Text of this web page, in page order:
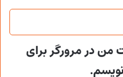
من در مرورگر برای